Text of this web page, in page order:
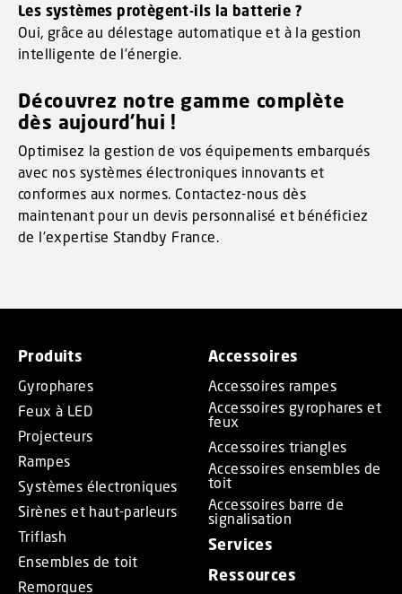
Les systèmes protègent-ils la batterie ?
Oui, grâce au délestage automatique et à la gestion
intelligente de l’énergie.
Découvrez notre gamme complète
dès aujourd’hui !
Optimisez la gestion de vos équipements embarqués
avec nos systèmes électroniques innovants et
conformes aux normes. Contactez-nous dès
maintenant pour un devis personnalisé et bénéficiez
de l’expertise Standby France.
Produits
Gyrophares
Feux à LED
Projecteurs
Rampes
Systèmes électroniques
Sirènes et haut-parleurs
Triflash
Ensembles de toit
Remorques
Accessoires
Accessoires rampes
Accessoires gyrophares et
feux
Accessoires triangles
Accessoires ensembles de
toit
Accessoires barre de
signalisation
Services
Ressources